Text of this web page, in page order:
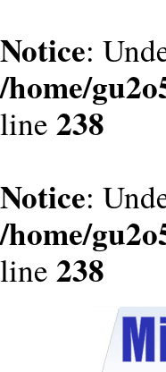
Notice:
/home/
line 238
Notice:
/home/
line 238